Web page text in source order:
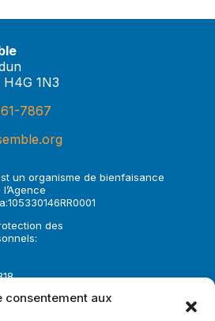
consentement aux
1N3
7867
un organisme de bienfaisance
des